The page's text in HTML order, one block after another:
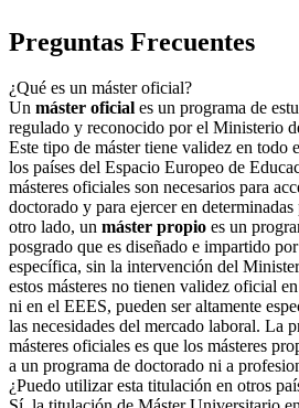
Preguntas Frecuentes
¿Qué es un máster oficial?
Un máster oficial es un programa de
regulado y reconocido por el Ministerio
Este tipo de máster tiene validez en todo
los países del Espacio Europeo de
másteres oficiales son necesarios para
doctorado y para ejercer en
otro lado, un máster propio es un
posgrado que es diseñado e impartido
específica, sin la intervención del
estos másteres no tienen validez oficial
ni en el EEES, pueden ser altamente
las necesidades del mercado laboral. La
másteres oficiales es que los másteres
a un programa de doctorado ni a
¿Puedo utilizar esta titulación en otros